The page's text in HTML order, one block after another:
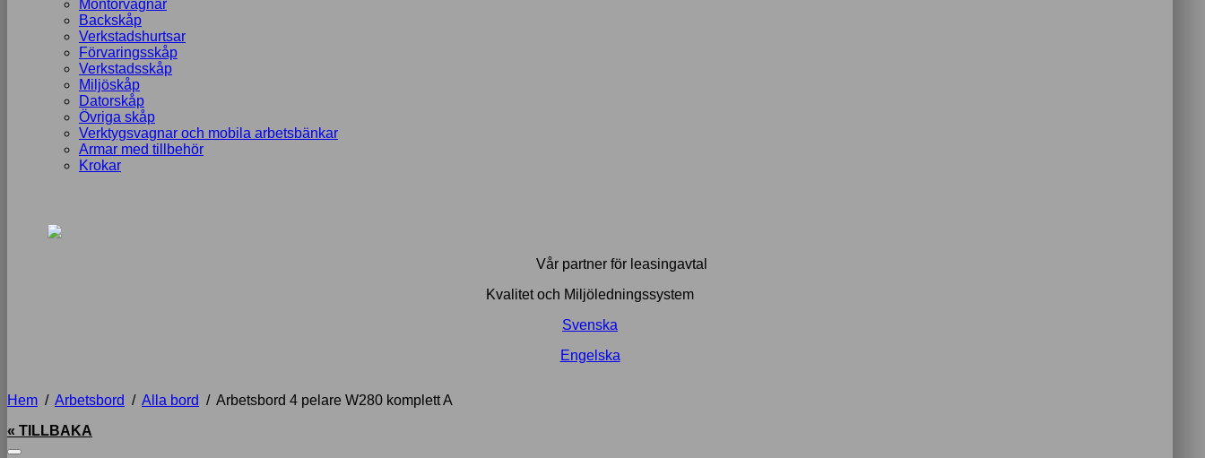
Montörvagnar
Backskåp
Verkstadshurtsar
Förvaringsskåp
Verkstadsskåp
Miljöskåp
Datorskåp
Övriga skåp
Verktygsvagnar och mobila arbetsbänkar
Armar med tillbehör
Krokar
Vår partner för leasingavtal
Kvalitet och Miljöledningssystem
Svenska
Engelska
Hem / Arbetsbord / Alla bord / Arbetsbord 4 pelare W280 komplett A
« TILLBAKA